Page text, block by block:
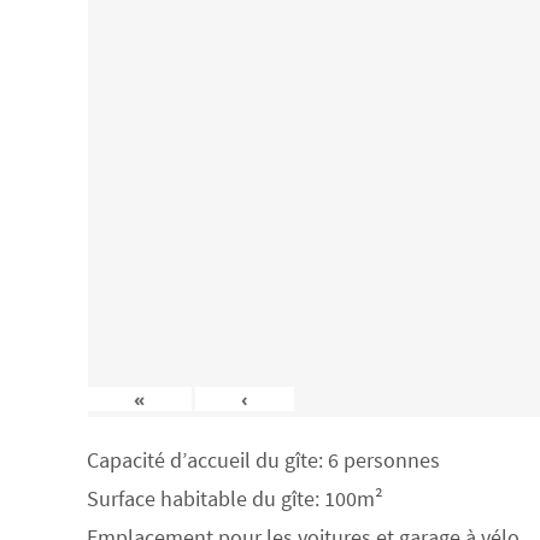
« ‹
Capacité d’accueil du gîte: 6 personnes
Surface habitable du gîte: 100m²